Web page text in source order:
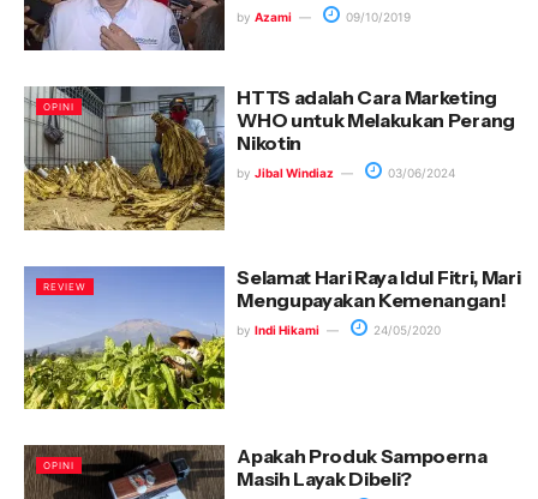
by Azami 09/10/2019
OPINI
HTTS adalah Cara Marketing
WHO untuk Melakukan Perang
Nikotin
by Jibal Windiaz 03/06/2024
REVIEW
Selamat Hari Raya Idul Fitri, Mari
Mengupayakan Kemenangan!
by Indi Hikami 24/05/2020
OPINI
Apakah Produk Sampoerna
Masih Layak Dibeli?